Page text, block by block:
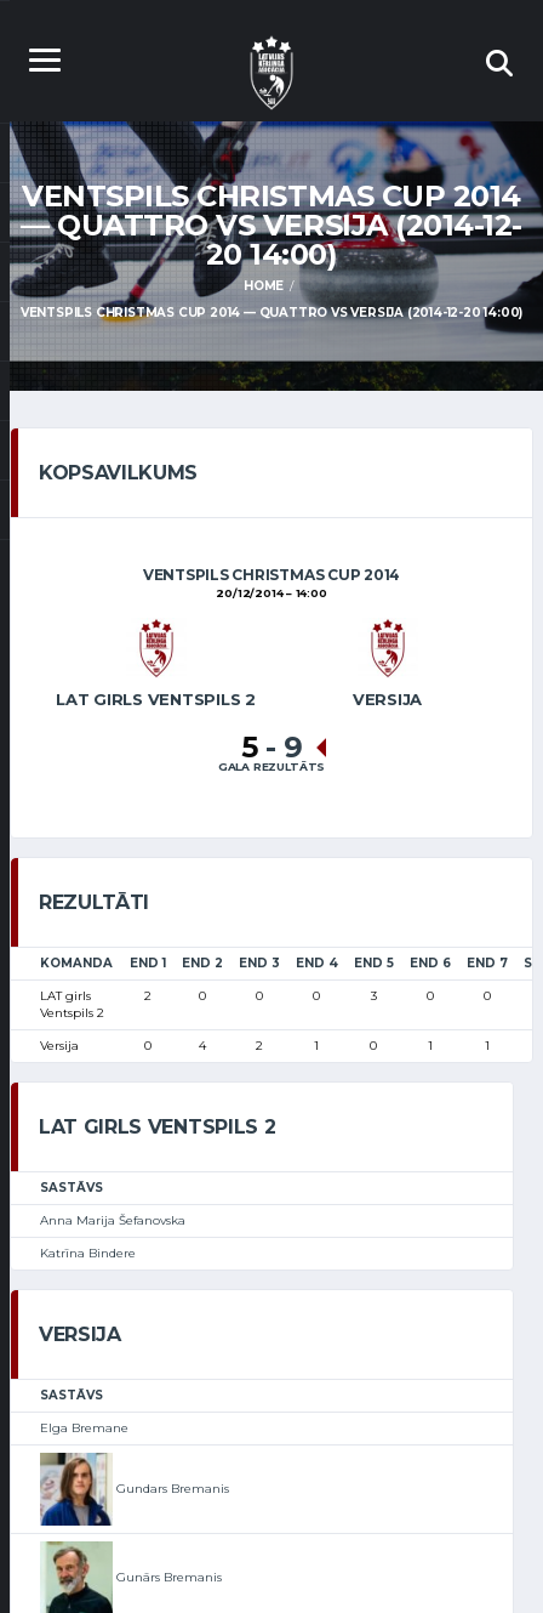
VENTSPILS CHRISTMAS CUP 2014
— QUATTRO VS VERSIJA (2014-12-
20 14:00)
HOME
VENTSPILS CHRISTMAS CUP 2014 — QUATTRO VS VERSIJA (2014-12-20 14:00)
KOPSAVILKUMS
VENTSPILS CHRISTMAS CUP 2014
20/12/2014 14:00
LAT GIRLS VENTSPILS 2 VERSIJA
5 - 9
GALA REZULTĀTS
REZULTĀTI
KOMANDA END 1 END 2 END 3 END 4 END 5 END 6 END 7
LAT girls
Ventspils 2
2 0 0 0 3 0 0
Versija 0 4 2 1 0 1 1
LAT GIRLS VENTSPILS 2
SASTĀVS
Anna Marija Šefanovska
Katrīna Bindere
VERSIJA
SASTĀVS
Elga Bremane
Gundars Bremanis
Gunārs Bremanis